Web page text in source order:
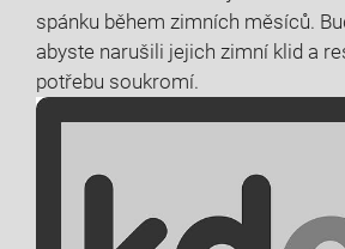
spánku během⁣ zimních měsíců.
abyste narušili jejich zimní klid a
potřebu⁢ soukromí.